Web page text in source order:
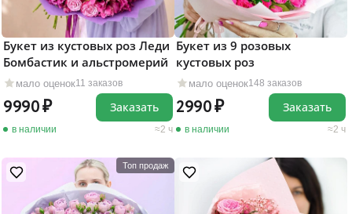
мало оценок11 заказов
Букет из кустовых роз Леди
Бомбастик и альстромерий
9990
в наличии 2 ч
Заказать
мало оценок148 заказов
Букет из 9 розовых
кустовых роз
2990
в наличии 2 ч
Заказать
Топ продаж